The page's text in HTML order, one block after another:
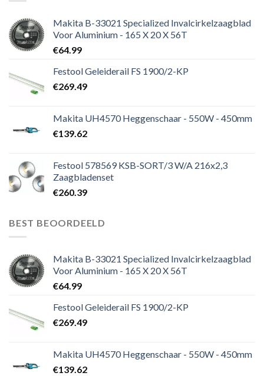
Makita B-33021 Specialized Invalcirkelzaagblad
Voor Aluminium - 165 X 20 X 56T
€64.99
Festool Geleiderail FS 1900/2-KP
€269.49
Makita UH4570 Heggenschaar - 550W - 450mm
€139.62
Festool 578569 KSB-SORT/3 W/A 216x2,3
Zaagbladenset
€260.39
BEST BEOORDEELD
Makita B-33021 Specialized Invalcirkelzaagblad
Voor Aluminium - 165 X 20 X 56T
€64.99
Festool Geleiderail FS 1900/2-KP
€269.49
Makita UH4570 Heggenschaar - 550W - 450mm
€139.62